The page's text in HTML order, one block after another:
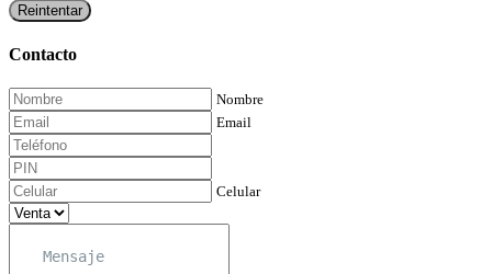
Reintentar
Contacto
Nombre
Email
Celular